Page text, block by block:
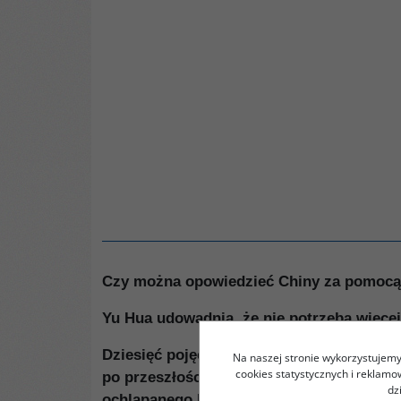
Czy można opowiedzieć Chiny za
Yu Hua udowadnia, że nie potrzeba
Dziesięć pojęć, na pozór niemających
po przeszłości i teraźniejszości, niby
Na naszej stronie
cookies statystycznych i